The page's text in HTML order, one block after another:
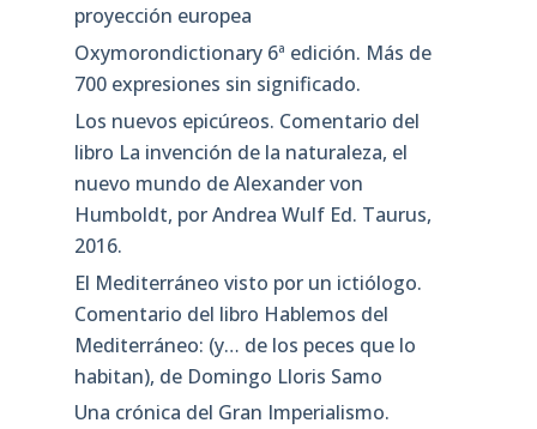
proyección europea
Oxymorondictionary 6ª edición. Más de
700 expresiones sin significado.
Los nuevos epicúreos. Comentario del
libro La invención de la naturaleza, el
nuevo mundo de Alexander von
Humboldt, por Andrea Wulf Ed. Taurus,
2016.
El Mediterráneo visto por un ictiólogo.
Comentario del libro Hablemos del
Mediterráneo: (y… de los peces que lo
habitan), de Domingo Lloris Samo
Una crónica del Gran Imperialismo.